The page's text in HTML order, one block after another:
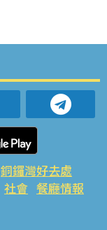
銅鑼灣好去處
社會 餐廳情報